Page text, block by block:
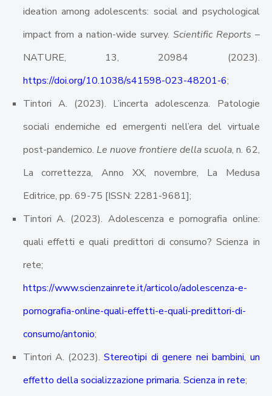
ideation among adolescents: social and psychological
impact from a nation-wide survey. Scientific Reports –
NATURE, 13, 20984 (2023).
https://doi.org/10.1038/s41598-023-48201-6;
Tintori A. (2023). L’incerta adolescenza. Patologie
sociali endemiche ed emergenti nell’era del virtuale
post-pandemico. Le nuove frontiere della scuola, n. 62,
La correttezza, Anno XX, novembre, La Medusa
Editrice, pp. 69-75 [ISSN: 2281-9681];
Tintori A. (2023). Adolescenza e pornografia online:
quali effetti e quali predittori di consumo? Scienza in
rete;
https://www.scienzainrete.it/articolo/adolescenza-e-
pornografia-online-quali-effetti-e-quali-predittori-di-
consumo/antonio;
Tintori A. (2023). Stereotipi di genere nei bambini, un
effetto della socializzazione primaria. Scienza in rete;